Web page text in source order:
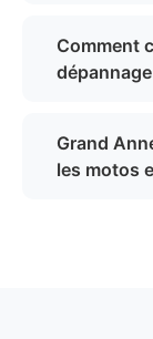
Comment
Grand
les motos